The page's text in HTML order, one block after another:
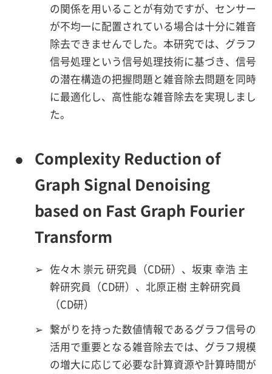
の関係を用いることが有効ですが、センサー
が不均一に配置されている場合は十分に雑音
除去できませんでした。本研究では、グラフ
信号処理という信号処理技術に基づき、信号
の潜在構造の把握問題と雑音除去問題を同時
に最適化し、高性能な雑音除去を実現しまし
た。
● Complexity Reduction of
Graph Signal Denoising
based on Fast Graph Fourier
Transform
➢ 佐々木 崇元 研究員（CD研）、坂東 幸浩 主
幹研究員（CD研）、北原正樹 主幹研究員
（CD研）
➢ 繋がりを持った数値情報であるグラフ信号の
活用で重要となる雑音除去では、グラフ規模
の増大に応じて必要な計算資源や計算時間が